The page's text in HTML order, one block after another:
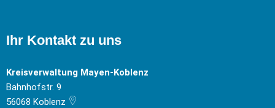
Ihr Kontakt zu uns
Kreisverwaltung Mayen-Koblenz
Bahnhofstr. 9
56068 Koblenz